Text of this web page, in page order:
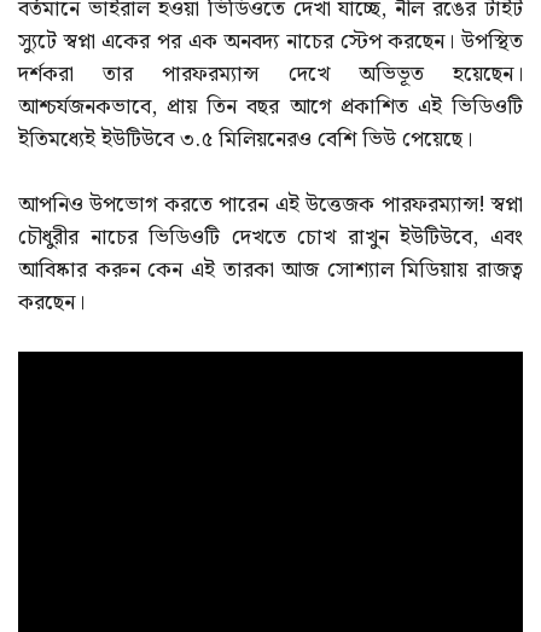
বর্তমানে ভাইরাল হওয়া ভিডিওতে দেখা যাচ্ছে, নীল রঙের টাইট
স্যুটে স্বপ্না একের পর এক অনবদ্য নাচের স্টেপ করছেন। উপস্থিত
দর্শকরা তার পারফরম্যান্স দেখে অভিভূত হয়েছেন।
আশ্চর্যজনকভাবে, প্রায় তিন বছর আগে প্রকাশিত এই ভিডিওটি
ইতিমধ্যেই ইউটিউবে ৩.৫ মিলিয়নেরও বেশি ভিউ পেয়েছে।
আপনিও উপভোগ করতে পারেন এই উত্তেজক পারফরম্যান্স! স্বপ্না
চৌধুরীর নাচের ভিডিওটি দেখতে চোখ রাখুন ইউটিউবে, এবং
আবিষ্কার করুন কেন এই তারকা আজ সোশ্যাল মিডিয়ায় রাজত্ব
করছেন।